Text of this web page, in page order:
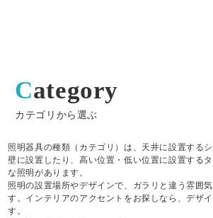
Category
カテゴリから選ぶ
照明器具の種類（カテゴリ）は、天井に設置する
壁に設置したり、高い位置・低い位置に設置する
な照明があります。
照明の設置場所やデザインで、ガラリと違う雰囲
す。インテリアのアクセントをお探しなら、デザ
す。